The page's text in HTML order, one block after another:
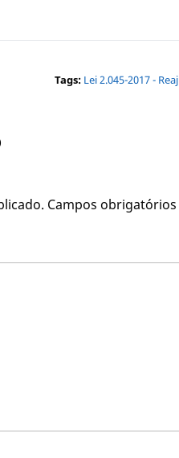
Tags: Lei 2.045-2017 -
Campos